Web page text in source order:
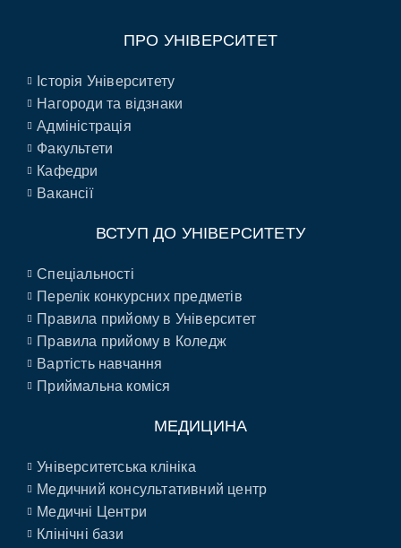
ПРО УНІВЕРСИТЕТ
Історія Університету
Нагороди та відзнаки
Адміністрація
Факультети
Кафедри
Вакансії
ВСТУП ДО УНІВЕРСИТЕТУ
Спеціальності
Перелік конкурсних предметів
Правила прийому в Університет
Правила прийому в Коледж
Вартість навчання
Приймальна коміся
МЕДИЦИНА
Університетська клініка
Медичний консультативний центр
Медичні Центри
Клінічні бази